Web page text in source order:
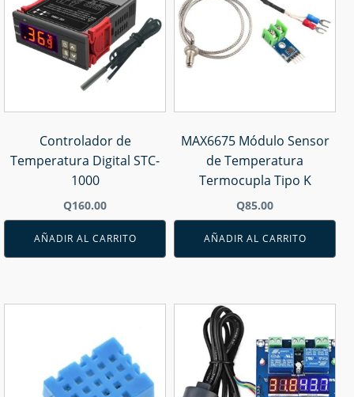
Controlador de
Temperatura Digital STC-
1000
Q160.00
AÑADIR AL CARRITO
MAX6675 Módulo Sensor
de Temperatura
Termocupla Tipo K
Q85.00
AÑADIR AL CARRITO